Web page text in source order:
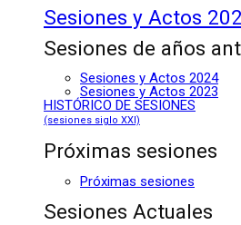
Sesiones y Actos
Sesiones de años
Sesiones y Actos 2024
Sesiones y Actos 2023
HISTÓRICO DE SESIONES
(sesiones siglo XXI)
Próximas sesiones
Próximas sesiones
Sesiones Actuales